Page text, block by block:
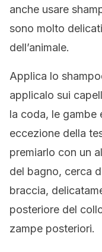
anche usare
sono molto
dell’animale.
Applica lo
applicalo sui
la coda, le gambe
eccezione della
premiarlo con un
del bagno, cerca
braccia,
posteriore del
zampe posteriori.